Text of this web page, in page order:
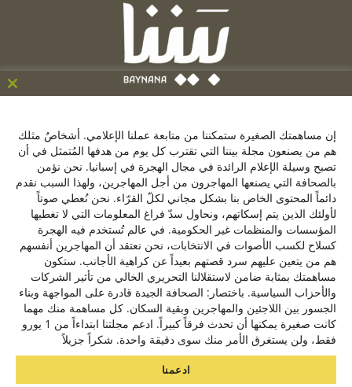
C/ de la Victoria 9, 1º, 28012, Madrid ,España
+34641137976
contacto@baynana.es
فيسبوك
تويترلينكدإنيوتيوبانستقرام
سياسة الخصوصية
من نحن
مشروع بيننا بالتعاون مع
إن مساهمتك الصغيرة ستمكننا من متابعة عملنا الإعلامي. أشخاصٌ مثلك
هم من يصنعون مجلة بيننا التي تقترب كل يوم من هدفها المُتمثل في أن
تصبح وسيلة الإعلام الرائدة في مجال الهجرة في إسبانيا. نحن نؤمن
بالصحافة التي يصنعها المهاجرون من أجل المهاجرين، ولهذا السبب نقدم
دائماً المحتوى الخاص بنا بشكل مجاني لكلّ القرّاء. نحن نُعطي صوتاً
لأولئك الذين يتم إسكاتهم، ونحاول سدّ فراغ المعلومات التي لا تغطيها
المؤسسات والمنظمات غير الحكومية. في عالم تُستخدم فيه الهجرة
كسلاح لكسب الأصوات في الانتخابات، نحن نعتقد أن المهاجرين أنفسهم
هم من يتعين عليهم سرد قصتهم بعيداً عن كراهية الأجانب. ستكون
مساهمتك بمثابة ضامن لاستقلالنا التحريري الخالي من تأثير الشركات
والأحزاب السياسية. باختصار: الصحافة الجيدة قادرة على المواجهة وبناء
الجسور بين اللاجئين والمهاجرين وبقية السكان. كل مساهمة منك مهما
كانت صغيرة يمكنها أن تحدث فرقاً كبيراً. ادعم مجلتنا ابتداءاً من 1 يورو
فقط، ولن يستغرق الأمر منك سوى دقيقة واحدة. شكراً جزيلاً
ادعمنا